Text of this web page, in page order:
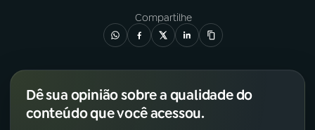
Compartilhe
Dê sua opinião sobre a qualidade do
conteúdo que você acessou.